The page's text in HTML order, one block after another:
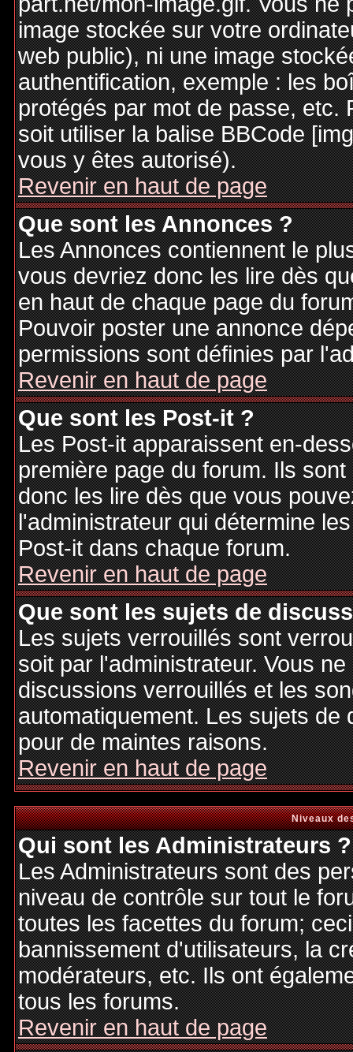
image stockée sur votre
web public), ni une image
authentification, exemple : les
protégés par mot de passe, etc.
soit utiliser la balise BBCode
vous y êtes autorisé).
Revenir en haut de page
Que sont les Annonces ?
Les Annonces contiennent le
vous devriez donc les lire dès
en haut de chaque page du
Pouvoir poster une annonce
permissions sont définies par
Revenir en haut de page
Que sont les Post-it ?
Les Post-it apparaissent en-
première page du forum. Ils
donc les lire dès que vous
l'administrateur qui détermine
Post-it dans chaque forum.
Revenir en haut de page
Que sont les sujets de
Les sujets verrouillés sont
soit par l'administrateur. Vous
discussions verrouillés et les
automatiquement. Les sujets
pour de maintes raisons.
Revenir en haut de page
Niveaux
Qui sont les Administrateurs ?
Les Administrateurs sont des
niveau de contrôle sur tout le
toutes les facettes du forum;
bannissement d'utilisateurs, la
modérateurs, etc. Ils ont
tous les forums.
Revenir en haut de page